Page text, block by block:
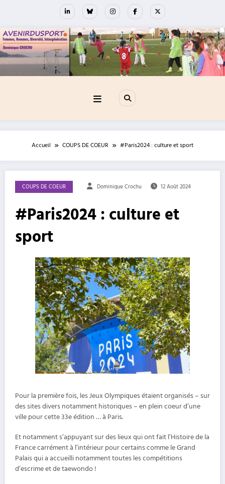
Accueil COUPS DE COEUR #Paris2024 : culture et sport
COUPS DE COEUR Dominique Crochu 12 Août 2024
#Paris2024 : culture et
sport
Pour la première fois, les Jeux Olympiques étaient organisés – sur
des sites divers notamment historiques – en plein coeur d’une
ville pour cette 33e édition … à Paris.
Et notamment s’appuyant sur des lieux qui ont fait l’Histoire de la
France carrément à l’intérieur pour certains comme le Grand
Palais qui a accueilli notamment toutes les compétitions
d’escrime et de taewondo !